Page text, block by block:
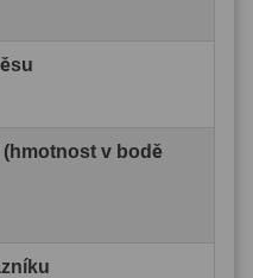
(hmotnost v bodě